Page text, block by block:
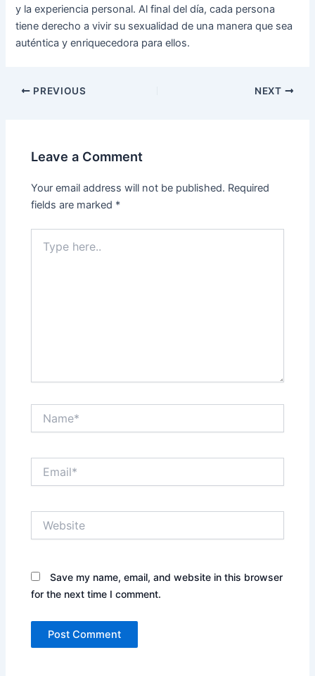
y la experiencia personal. Al final del día, cada persona
tiene derecho a vivir su sexualidad de una manera que sea
auténtica y enriquecedora para ellos.
Post
PREVIOUS NEXT
Leave a Comment
Your email address will not be published. Required
fields are marked *
here..
Save my name, email, and website in this browser
for the next time I comment.